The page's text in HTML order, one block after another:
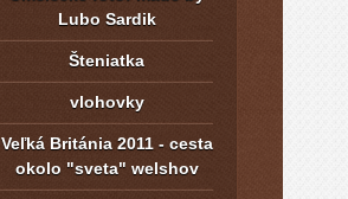
Lubo Sardik
Šteniatka
vlohovky
Veľká Británia 2011 - cesta
okolo "sveta" welshov